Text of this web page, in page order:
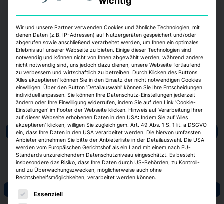
Firmenkonglomerats. Anfang 2021 zog es
den frankophilen Fenk als CEO zum
französischen Asset-Manager Primonial
(heute: Praemia). Mitte 2023 folgte der
nächste Schritt zum Gewerbemakler Eastdil
Secured.
Personalien Harald Thomeczek
Art-Invest Real Estate
Deutsche Immobilien Holding (DIH)
DFH Group
Die Developer
Die Wohnkompanie
Eastdil Secured
Hochtief
Landesbank Hessen-Thüringen (Helaba)
Praemia REIM
Signa-Gruppe
Zech Group
Asset-Management / Vermögensverwaltung
Wir und unsere Partner verwenden Cookies und ähnliche Technologien, mit
denen Daten (z.B. IP-Adressen) auf Nutzergeräten gespeichert und/oder
abgerufen sowie anschließend verarbeitet werden, um Ihnen ein optimales
Erlebnis auf unserer Webseite zu bieten. Einige dieser Technologien sind
notwendig und können nicht von Ihnen abgewählt werden, während andere
nicht notwendig sind, uns jedoch dazu dienen, unsere Webseite fortlaufend
zu verbessern und wirtschaftlich zu betreiben. Durch Klicken des Buttons
'Alles akzeptieren' können Sie in den Einsatz der nicht notwendigen Cookies
einwilligen. Über den Button 'Detailauswahl' können Sie Ihre Entscheidungen
individuell anpassen. Sie können Ihre Datenschutz-Einstellungen jederzeit
ändern oder Ihre Einwilligung widerrufen, indem Sie auf den Link 'Cookie-
Einstellungen' im Footer der Webseite klicken. Hinweis auf Verarbeitung Ihrer
auf dieser Webseite erhobenen Daten in den USA: Indem Sie auf 'Alles
akzeptieren' klicken, willigen Sie zugleich gem. Art. 49 Abs. 1 S. 1 lit. a DSGVO
ein, dass Ihre Daten in den USA verarbeitet werden. Die hiervon umfassten
Anbieter entnehmen Sie bitte der Anbieterliste in der Detailauswahl. Die USA
werden vom Europäischen Gerichtshof als ein Land mit einem nach EU-
Standards unzureichendem Datenschutzniveau eingeschätzt. Es besteht
insbesondere das Risiko, dass Ihre Daten durch US-Behörden, zu Kontroll-
und zu Überwachungszwecken, möglicherweise auch ohne
Rechtsbehelfsmöglichkeiten, verarbeitet werden können.
Es folgt eine Liste der Service-Gruppen, für die eine
Essenziell